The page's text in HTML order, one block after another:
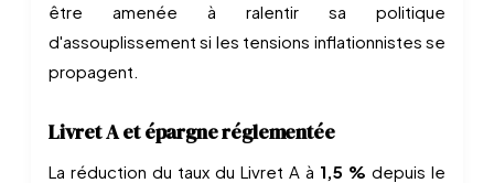
être amenée à ralentir sa politique
d'assouplissement si les tensions inflationnistes se
propagent.
Livret A et épargne réglementée
La réduction du taux du Livret A à 1,5 % depuis le